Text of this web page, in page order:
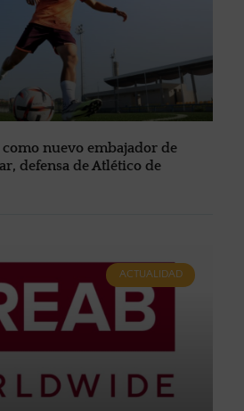
nuevo embajador de
defensa de Atlético de
ACTUALIDAD